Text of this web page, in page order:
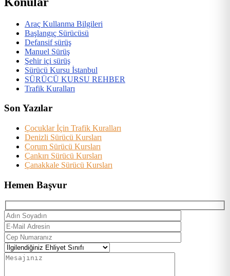
Araç Kullanma Bilgileri
Başlangıç Sürücüsü
Defansif sürüş
Manuel Sürüş
Şehir içi sürüş
Sürücü Kursu İstanbul
SÜRÜCÜ KURSU REHBER
Trafik Kuralları
Son Yazılar
Çocuklar İçin Trafik Kuralları
Denizli Sürücü Kursları
Çorum Sürücü Kursları
Çankırı Sürücü Kursları
Çanakkale Sürücü Kursları
Hemen Başvur